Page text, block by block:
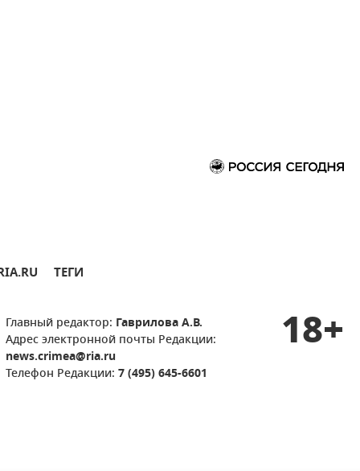
ТЕГИ
Главный редактор: Гаврилова А.В.
Адрес электронной почты Редакции:
news.crimea@ria.ru
Телефон Редакции: 7 (495) 645-6601
18+